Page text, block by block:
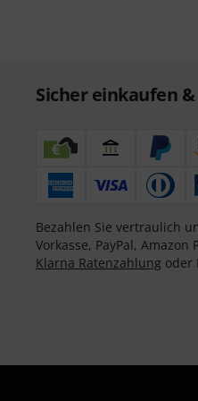
Sicher einkaufen
Bezahlen Sie vertraulich
Vorkasse, PayPal, Amazon
Klarna Ratenzahlung oder